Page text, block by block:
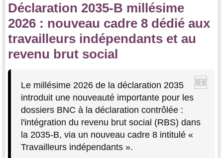
Déclaration 2035-B millésime
2026 : nouveau cadre 8 dédié aux
travailleurs indépendants et au
revenu brut social
Le millésime 2026 de la déclaration 2035
introduit une nouveauté importante pour les
dossiers BNC à la déclaration contrôlée :
l'intégration du revenu brut social (RBS) dans
la 2035-B, via un nouveau cadre 8 intitulé «
Travailleurs indépendants ».